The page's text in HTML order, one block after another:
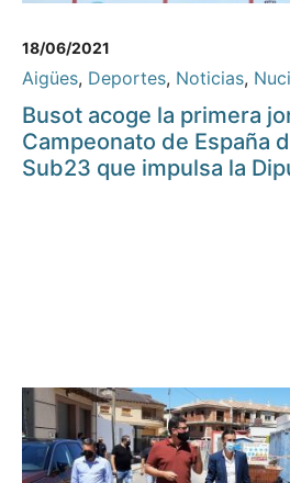
18/06/2021
Aigües, Deportes, Noticias,
Busot acoge la primera
Campeonato de España
Sub23 que impulsa la